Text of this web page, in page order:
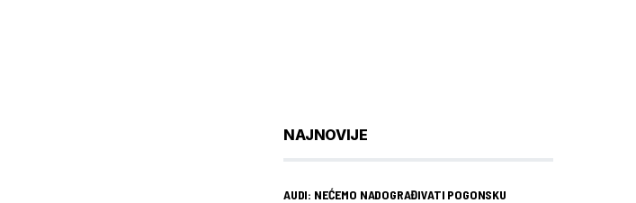
NAJNOVIJE
AUDI: NEĆEMO NADOGRAĐIVATI POGONSKU